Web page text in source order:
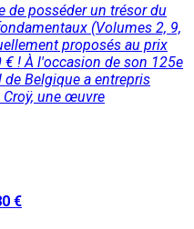
de posséder un trésor du
(Volumes 2, 9,
proposés au prix
! À l'occasion de son 125e
Belgique a entrepris
une œuvre
€